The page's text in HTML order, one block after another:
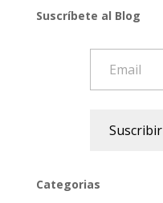
Suscríbete al Blog
Suscribir
Categorias